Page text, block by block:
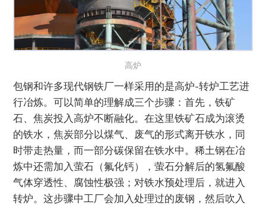
高炉
包钢和许多现代钢铁厂一样采用的是高炉-转炉工艺进
行冶炼。可以简单的理解成三个步骤：首先，铁矿
石、焦炭投入高炉不断融化。在这里铁矿石成为滚烫
的铁水，焦炭部分以煤气、废气的形式离开铁水，同
时带走热量，而一部分碳保留在铁水中。稀土钢在冶
炼中还需加入萤石（氟化钙），萤石分解后的氢氟酸
气体穿透性、腐蚀性极强；对铁水预处理后，就进入
转炉。这步骤中工厂会加入处理过的废钢，然后吹入